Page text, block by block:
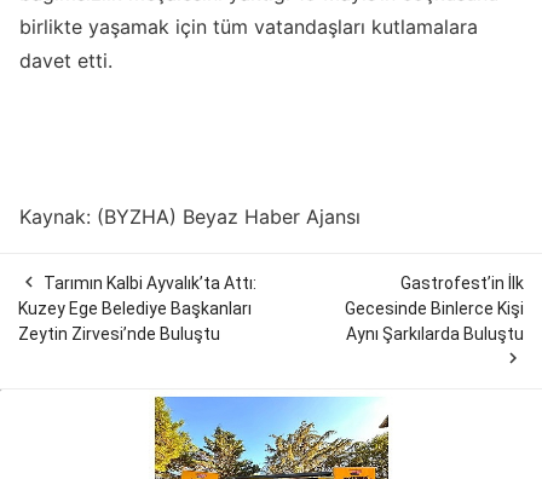
birlikte yaşamak için tüm vatandaşları kutlamalara
davet etti.
Kaynak: (BYZHA) Beyaz Haber Ajansı

Tarımın Kalbi Ayvalık’ta Attı:
Kuzey Ege Belediye Başkanları
Zeytin Zirvesi’nde Buluştu
Gastrofest’in İlk
Gecesinde Binlerce Kişi
Aynı Şarkılarda Buluştu
